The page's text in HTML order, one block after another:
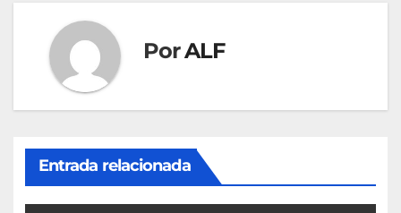
PorALF
Entrada relacionada